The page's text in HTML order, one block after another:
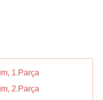
1.Parça
2.Parça